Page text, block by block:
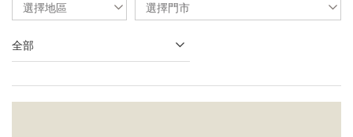
選擇地區 選擇門市
全部